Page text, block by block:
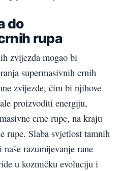
do
rupa
zvijezda mogao bi
supermasivnih crnih
zvijezde, čim bi njihove
proizvoditi energiju,
crne rupe, na kraju
rupe. Slaba svjetlost tamnih
razumijevanje rane
u kozmičku evoluciju i